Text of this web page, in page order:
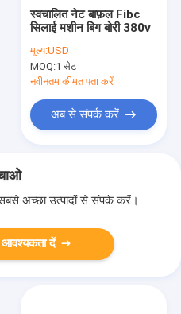
स्वचालित नेट बाफ़ल Fibc
सिलाई मशीन बिग बोरी 380v
मूल्य:USD
MOQ:1 सेट
नवीनतम कीमत पता करें
अब से संपर्क करें
अच्छा उत्पादों से संपर्क करें।
दें